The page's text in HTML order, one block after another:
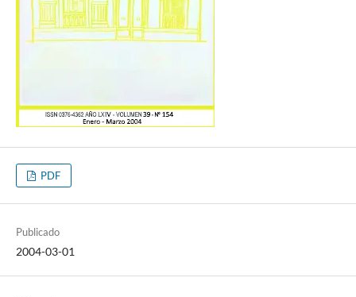
PDF
Publicado
2004-03-01